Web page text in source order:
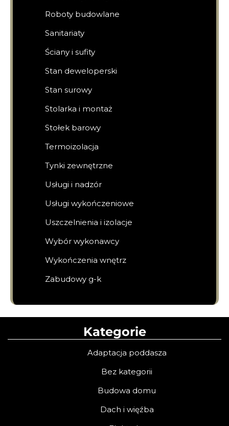
Roboty budowlane
Sanitariaty
Ściany i sufity
Stan deweloperski
Stan surowy
Stolarka i montaż
Stołek barowy
Termoizolacja
Tynki zewnętrzne
Usługi i nadzór
Usługi wykończeniowe
Uszczelnienia i izolacje
Wybór wykonawcy
Wykończenia wnętrz
Zabudowy g-k
Kategorie
Adaptacja poddasza
Bez kategorii
Budowa domu
Dach i więźba